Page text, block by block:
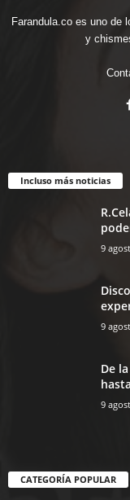
Farandula.co es uno de
y
Incluso más noticias
9
9
De
9
CATEGORÍA POPULAR